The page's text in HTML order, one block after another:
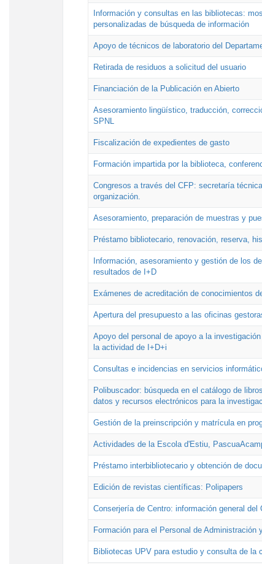
Información y consultas en las bibliotecas:
personalizadas de búsqueda de información
Apoyo de técnicos de laboratorio del
Retirada de residuos a solicitud del usuario
Financiación de la Publicación en Abierto
Asesoramiento lingüístico, traducción,
SPNL
Fiscalización de expedientes de gasto
Formación impartida por la biblioteca,
Congresos a través del CFP: secretaría
organización.
Asesoramiento, preparación de muestras y
Préstamo bibliotecario, renovación, reserva,
Información, asesoramiento y gestión de los
resultados de I+D
Exámenes de acreditación de conocimientos
Apertura del presupuesto a las oficinas
Apoyo del personal de apoyo a la
la actividad de I+D+i
Consultas e incidencias en servicios
Polibuscador: búsqueda en el catálogo de
datos y recursos electrónicos para la
Gestión de la preinscripción y matrícula en
Actividades de la Escola d'Estiu,
Préstamo interbibliotecario y obtención de
Edición de revistas científicas: Polipapers
Conserjería de Centro: información general
Formación para el Personal de
Bibliotecas UPV para estudio y consulta de la